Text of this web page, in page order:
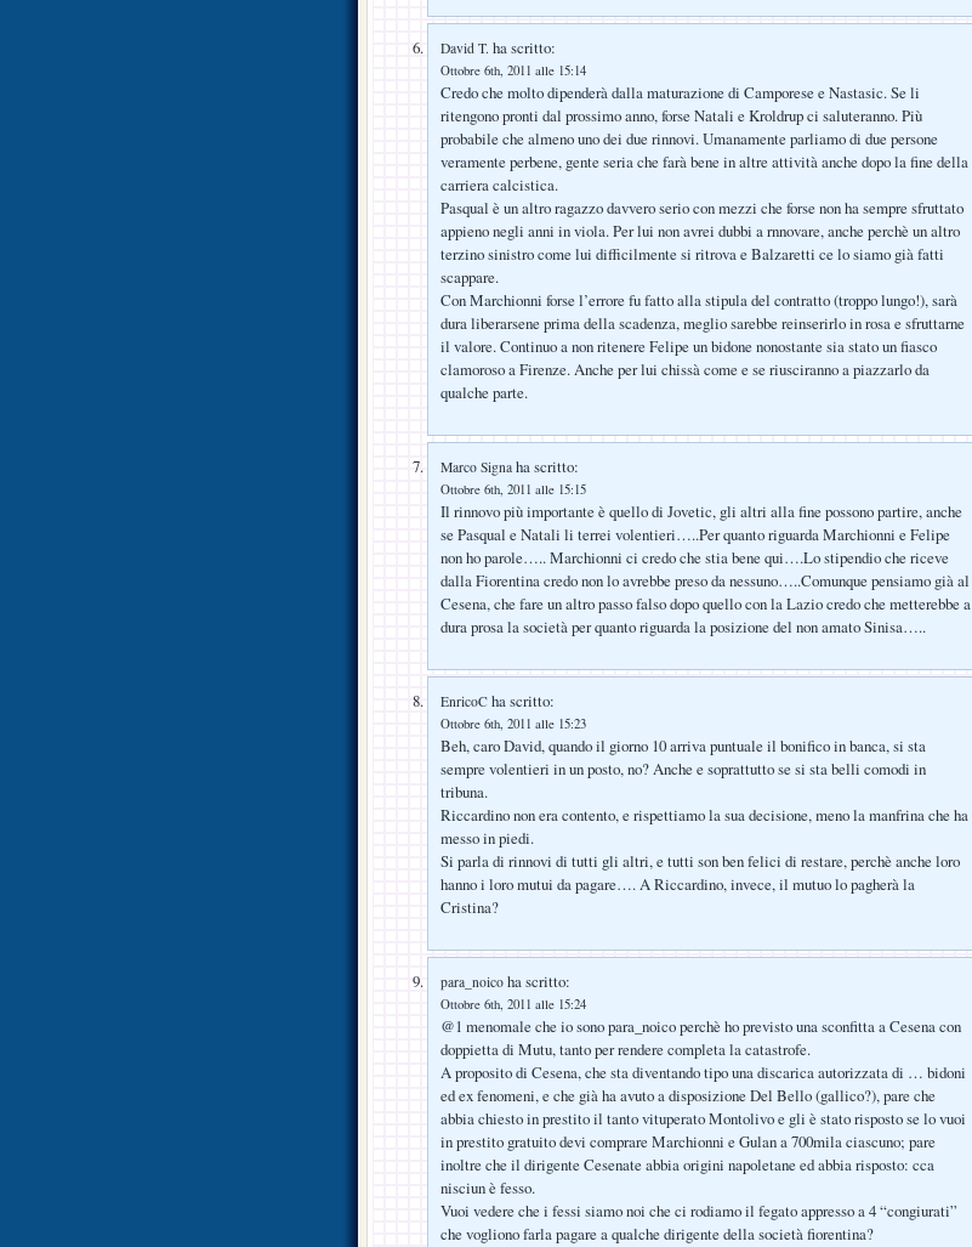
David T. ha scritto:
Ottobre 6th, 2011 alle 15:14
Credo che molto dipenderà dalla maturazione di Camporese e Nastasic. Se li
ritengono pronti dal prossimo anno, forse Natali e Kroldrup ci saluteranno. Più
probabile che almeno uno dei due rinnovi. Umanamente parliamo di due persone
veramente perbene, gente seria che farà bene in altre attività anche dopo la fine della
carriera calcistica.
Pasqual è un altro ragazzo davvero serio con mezzi che forse non ha sempre sfruttato
appieno negli anni in viola. Per lui non avrei dubbi a rnnovare, anche perchè un altro
terzino sinistro come lui difficilmente si ritrova e Balzaretti ce lo siamo già fatti
scappare.
Con Marchionni forse l’errore fu fatto alla stipula del contratto (troppo lungo!), sarà
dura liberarsene prima della scadenza, meglio sarebbe reinserirlo in rosa e sfruttarne
il valore. Continuo a non ritenere Felipe un bidone nonostante sia stato un fiasco
clamoroso a Firenze. Anche per lui chissà come e se riusciranno a piazzarlo da
qualche parte.
Marco Signa ha scritto:
Ottobre 6th, 2011 alle 15:15
Il rinnovo più importante è quello di Jovetic, gli altri alla fine possono partire, anche
se Pasqual e Natali li terrei volentieri…..Per quanto riguarda Marchionni e Felipe
non ho parole….. Marchionni ci credo che stia bene qui….Lo stipendio che riceve
dalla Fiorentina credo non lo avrebbe preso da nessuno…..Comunque pensiamo già al
Cesena, che fare un altro passo falso dopo quello con la Lazio credo che metterebbe a
dura prosa la società per quanto riguarda la posizione del non amato Sinisa…..
EnricoC ha scritto:
Ottobre 6th, 2011 alle 15:23
Beh, caro David, quando il giorno 10 arriva puntuale il bonifico in banca, si sta
sempre volentieri in un posto, no? Anche e soprattutto se si sta belli comodi in
tribuna.
Riccardino non era contento, e rispettiamo la sua decisione, meno la manfrina che ha
messo in piedi.
Si parla di rinnovi di tutti gli altri, e tutti son ben felici di restare, perchè anche loro
hanno i loro mutui da pagare…. A Riccardino, invece, il mutuo lo pagherà la
Cristina?
para_noico ha scritto:
Ottobre 6th, 2011 alle 15:24
@1 menomale che io sono para_noico perchè ho previsto una sconfitta a Cesena con
doppietta di Mutu, tanto per rendere completa la catastrofe.
A proposito di Cesena, che sta diventando tipo una discarica autorizzata di … bidoni
ed ex fenomeni, e che già ha avuto a disposizione Del Bello (gallico?), pare che
abbia chiesto in prestito il tanto vituperato Montolivo e gli è stato risposto se lo vuoi
in prestito gratuito devi comprare Marchionni e Gulan a 700mila ciascuno; pare
inoltre che il dirigente Cesenate abbia origini napoletane ed abbia risposto: cca
nisciun è fesso.
Vuoi vedere che i fessi siamo noi che ci rodiamo il fegato appresso a 4 “congiurati”
che vogliono farla pagare a qualche dirigente della società fiorentina?